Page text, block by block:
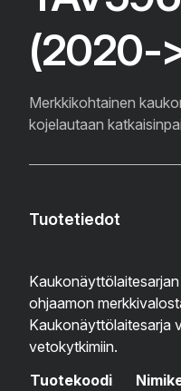
(2020-
Merkkikohtainen
kojelautaan
Tuotetiedot
ohjaamon
Kaukonäyttölaitesarja
vetokytkimiin.
Tuotekoodi